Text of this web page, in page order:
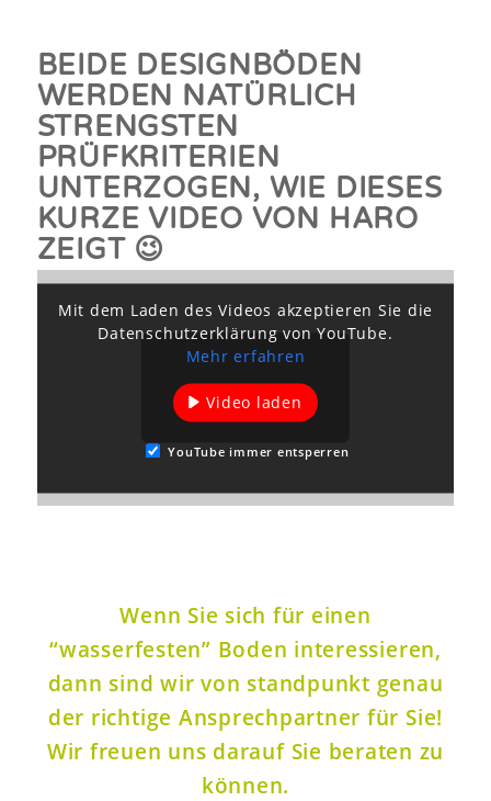
BEIDE DESIGNBÖDEN
WERDEN NATÜRLICH
STRENGSTEN
PRÜFKRITERIEN
UNTERZOGEN, WIE DIESES
KURZE VIDEO VON HARO
ZEIGT 😉
Mit dem Laden des Videos akzeptieren Sie die
Datenschutzerklärung von YouTube.
Mehr erfahren
Video laden
YouTube immer entsperren
Wenn Sie sich für einen
“wasserfesten” Boden interessieren,
dann sind wir von standpunkt genau
der richtige Ansprechpartner für Sie!
Wir freuen uns darauf Sie beraten zu
können.